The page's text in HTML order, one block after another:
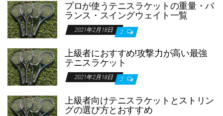
プロが使うテニスラケットの重量・バ
ランス・スイングウェイト一覧
2021年2月18日 2
上級者におすすめ!攻撃力が高い最強
テニスラケット
2021年2月18日 2
上級者向けテニスラケットとストリン
グの選び方とおすすめ